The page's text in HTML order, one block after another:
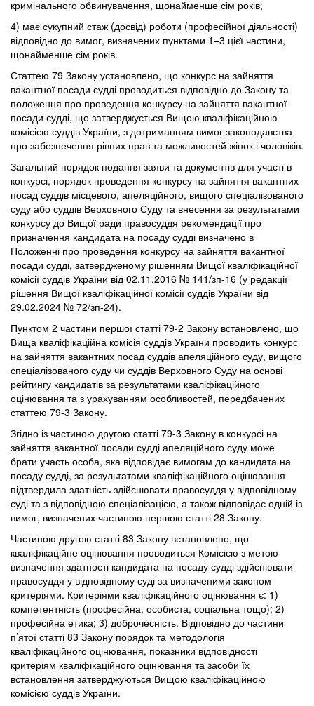
кримінального обвинувачення, щонайменше сім років;
4) має сукупний стаж (досвід) роботи (професійної діяльності)
відповідно до вимог, визначених пунктами 1–3 цієї частини,
щонайменше сім років.
Статтею 79 Закону установлено, що конкурс на зайняття
вакантної посади судді проводиться відповідно до Закону та
положення про проведення конкурсу на зайняття вакантної
посади судді, що затверджується Вищою кваліфікаційною
комісією суддів України, з дотриманням вимог законодавства
про забезпечення рівних прав та можливостей жінок і чоловіків.
Загальний порядок подання заяви та документів для участі в
конкурсі, порядок проведення конкурсу на зайняття вакантних
посад суддів місцевого, апеляційного, вищого спеціалізованого
суду або суддів Верховного Суду та внесення за результатами
конкурсу до Вищої ради правосуддя рекомендації про
призначення кандидата на посаду судді визначено в
Положенні про проведення конкурсу на зайняття вакантної
посади судді, затвердженому рішенням Вищої кваліфікаційної
комісії суддів України від 02.11.2016 № 141/зп-16 (у редакції
рішення Вищої кваліфікаційної комісії суддів України від
29.02.2024 № 72/зп-24).
Пунктом 2 частини першої статті 79-2 Закону встановлено, що
Вища кваліфікаційна комісія суддів України проводить конкурс
на зайняття вакантних посад суддів апеляційного суду, вищого
спеціалізованого суду чи суддів Верховного Суду на основі
рейтингу кандидатів за результатами кваліфікаційного
оцінювання та з урахуванням особливостей, передбачених
статтею 79-3 Закону.
Згідно із частиною другою статті 79-3 Закону в конкурсі на
зайняття вакантної посади судді апеляційного суду може
брати участь особа, яка відповідає вимогам до кандидата на
посаду судді, за результатами кваліфікаційного оцінювання
підтвердила здатність здійснювати правосуддя у відповідному
суді та з відповідною спеціалізацією, а також відповідає одній із
вимог, визначених частиною першою статті 28 Закону.
Частиною другою статті 83 Закону встановлено, що
кваліфікаційне оцінювання проводиться Комісією з метою
визначення здатності кандидата на посаду судді здійснювати
правосуддя у відповідному суді за визначеними законом
критеріями. Критеріями кваліфікаційного оцінювання є: 1)
компетентність (професійна, особиста, соціальна тощо); 2)
професійна етика; 3) доброчесність. Відповідно до частини
п’ятої статті 83 Закону порядок та методологія
кваліфікаційного оцінювання, показники відповідності
критеріям кваліфікаційного оцінювання та засоби їх
встановлення затверджуються Вищою кваліфікаційною
комісією суддів України.